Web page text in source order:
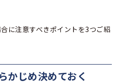
に注意すべきポイントを3つご紹
かじめ決めておく